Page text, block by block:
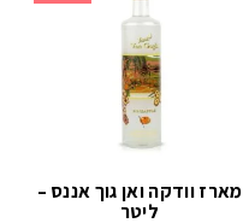
מארז וודקה ואן גוך אננס –
ליטר